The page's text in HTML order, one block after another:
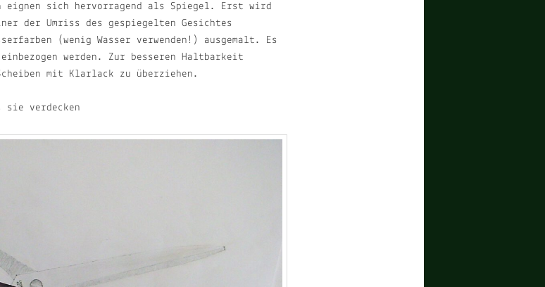
eignen sich hervorragend als Spiegel. Erst wird
der Umriss des gespiegelten Gesichtes
(wenig Wasser verwenden!) ausgemalt. Es
werden. Zur besseren Haltbarkeit
mit Klarlack zu überziehen.
sie verdecken